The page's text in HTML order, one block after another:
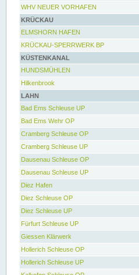
WHV NEUER VORHAFEN
KRÜCKAU
ELMSHORN HAFEN
KRÜCKAU-SPERRWERK BP
KÜSTENKANAL
HUNDSMÜHLEN
Hilkenbrook
LAHN
Bad Ems Schleuse UP
Bad Ems Wehr OP
Cramberg Schleuse OP
Cramberg Schleuse UP
Dausenau Schleuse OP
Dausenau Schleuse UP
Diez Hafen
Diez Schleuse OP
Diez Schleuse UP
Fürfurt Schleuse UP
Giessen Klärwerk
Hollerich Schleuse OP
Hollerich Schleuse UP